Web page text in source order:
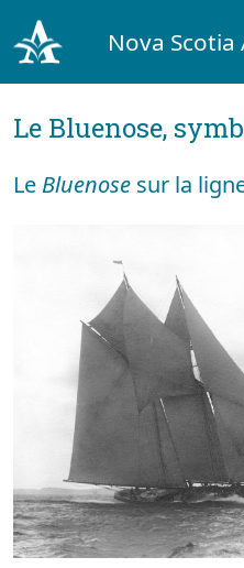
Nova Scotia
Le Bluenose,
Le Bluenose sur la